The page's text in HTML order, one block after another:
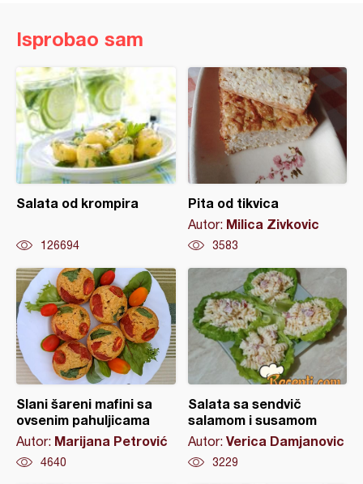
Isprobao sam
Salata od krompira
126694
Pita od tikvica
Autor: Milica Zivkovic
3583
Slani šareni mafini sa
ovsenim pahuljicama
Autor: Marijana Petrović
4640
Salata sa sendvič
salamom i susamom
Autor: Verica Damjanovic
3229